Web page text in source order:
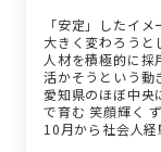
「安定」したイ
大きく変わろうと
人材を積極的に
活かそうという動
愛知県のほぼ中央
で育む 笑顔輝く
10月から社会人経